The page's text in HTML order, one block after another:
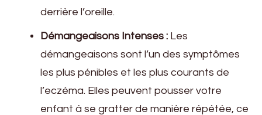
derrière l’oreille.
Démangeaisons Intenses : Les
démangeaisons sont l’un des symptômes
les plus pénibles et les plus courants de
l’eczéma. Elles peuvent pousser votre
enfant à se gratter de manière répétée, ce